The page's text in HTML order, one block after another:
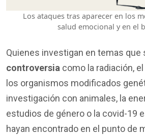
Los ataques tras aparecer en los
salud emocional y en el
Quienes investigan en temas que
controversia como la radiación,
los organismos modificados
investigación con animales, la
estudios de género o la covid-19
hayan encontrado en el punto de